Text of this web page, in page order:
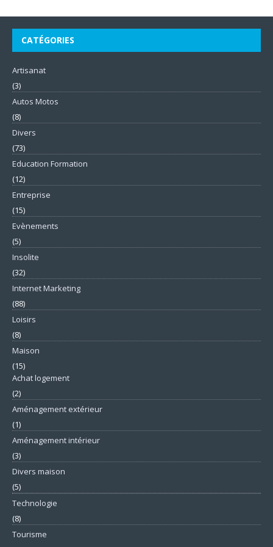
CATÉGORIES
Artisanat
(3)
Autos Motos
(8)
Divers
(73)
Education Formation
(12)
Entreprise
(15)
Evènements
(5)
Insolite
(32)
Internet Marketing
(88)
Loisirs
(8)
Maison
(15)
Achat logement
(2)
Aménagement extérieur
(1)
Aménagement intérieur
(3)
Divers maison
(5)
Technologie
(8)
Tourisme